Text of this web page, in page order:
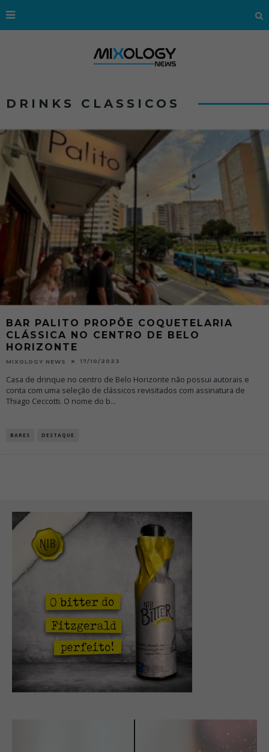
DRINKS CLASSICOS
BAR PALITO PROPÕE COQUETELARIA
CLÁSSICA NO CENTRO DE BELO
HORIZONTE
MIXOLOGY NEWS 17/10/2023
Casa de drinque no centro de Belo Horizonte não possui autorais e
conta com uma seleção de clássicos revisitados com assinatura de
Thiago Ceccotti. O nome do b...
BARES DESTAQUE